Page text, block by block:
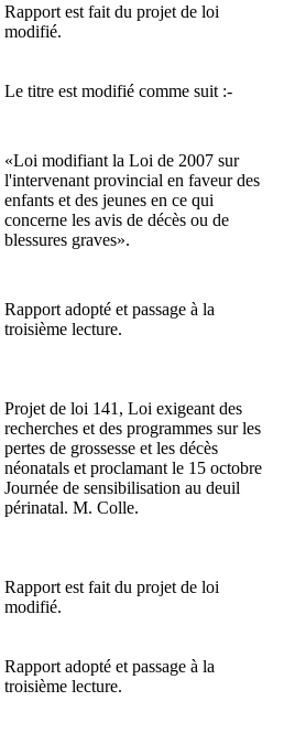
Rapport est fait du projet de loi
modifié.
Le titre est modifié comme suit :-
«Loi modifiant la Loi de 2007 sur
l'intervenant provincial en faveur des
enfants et des jeunes en ce qui
concerne les avis de décès ou de
blessures graves».
Rapport adopté et passage à la
troisième lecture.
Projet de loi 141, Loi exigeant des
recherches et des programmes sur les
pertes de grossesse et les décès
néonatals et proclamant le 15 octobre
Journée de sensibilisation au deuil
périnatal. M. Colle.
Rapport est fait du projet de loi
modifié.
Rapport adopté et passage à la
troisième lecture.